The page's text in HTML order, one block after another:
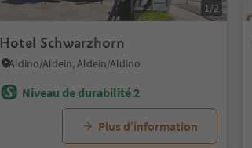
1/4 1/2
Hotel Schwarzhorn
Aldino/Aldein, Aldein/Aldino
Niveau de durabilité 2
Plus d’information